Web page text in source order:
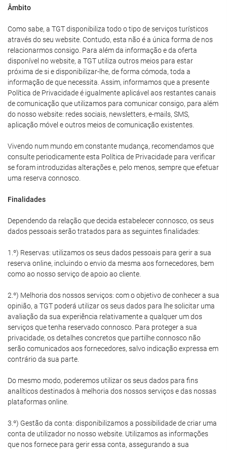
Âmbito
Como sabe, a TGT disponibiliza todo o tipo de serviços turísticos
através do seu website. Contudo, esta não é a única forma de nos
relacionarmos consigo. Para além da informação e da oferta
disponível no website, a TGT utiliza outros meios para estar
próxima de si e disponibilizar-lhe, de forma cómoda, toda a
informação de que necessita. Assim, informamos que a presente
Política de Privacidade é igualmente aplicável aos restantes canais
de comunicação que utilizamos para comunicar consigo, para além
do nosso website: redes sociais, newsletters, e-mails, SMS,
aplicação móvel e outros meios de comunicação existentes.
Vivendo num mundo em constante mudança, recomendamos que
consulte periodicamente esta Política de Privacidade para verificar
se foram introduzidas alterações e, pelo menos, sempre que efetuar
uma reserva connosco.
Finalidades
Dependendo da relação que decida estabelecer connosco, os seus
dados pessoais serão tratados para as seguintes finalidades:
1.º) Reservas: utilizamos os seus dados pessoais para gerir a sua
reserva online, incluindo o envio da mesma aos fornecedores, bem
como ao nosso serviço de apoio ao cliente.
2.º) Melhoria dos nossos serviços: com o objetivo de conhecer a sua
opinião, a TGT poderá utilizar os seus dados para lhe solicitar uma
avaliação da sua experiência relativamente a qualquer um dos
serviços que tenha reservado connosco. Para proteger a sua
privacidade, os detalhes concretos que partilhe connosco não
serão comunicados aos fornecedores, salvo indicação expressa em
contrário da sua parte.
Do mesmo modo, poderemos utilizar os seus dados para fins
analíticos destinados à melhoria dos nossos serviços e das nossas
plataformas online.
3.º) Gestão da conta: disponibilizamos a possibilidade de criar uma
conta de utilizador no nosso website. Utilizamos as informações
que nos fornece para gerir essa conta, assegurando a sua